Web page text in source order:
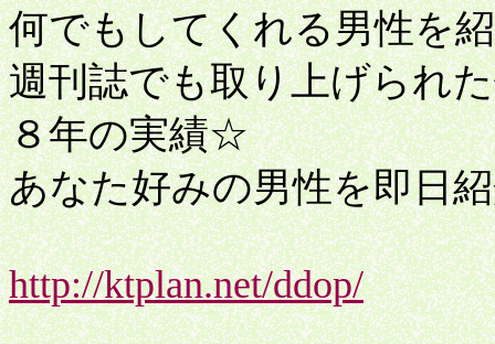
何でもしてくれる男性を
週刊誌でも取り上げられ
８年の実績☆
あなた好みの男性を即日
http://ktplan.net/ddop/
便